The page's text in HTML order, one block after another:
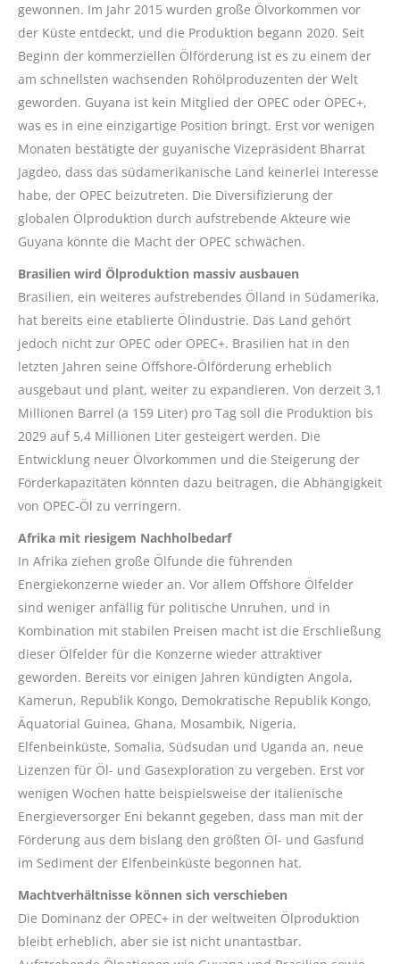
gewonnen. Im Jahr 2015 wurden große Ölvorkommen vor
der Küste entdeckt, und die Produktion begann 2020. Seit
Beginn der kommerziellen Ölförderung ist es zu einem der
am schnellsten wachsenden Rohölproduzenten der Welt
geworden. Guyana ist kein Mitglied der OPEC oder OPEC+,
was es in eine einzigartige Position bringt. Erst vor wenigen
Monaten bestätigte der guyanische Vizepräsident Bharrat
Jagdeo, dass das südamerikanische Land keinerlei Interesse
habe, der OPEC beizutreten. Die Diversifizierung der
globalen Ölproduktion durch aufstrebende Akteure wie
Guyana könnte die Macht der OPEC schwächen.
Brasilien wird Ölproduktion massiv ausbauen
Brasilien, ein weiteres aufstrebendes Ölland in Südamerika,
hat bereits eine etablierte Ölindustrie. Das Land gehört
jedoch nicht zur OPEC oder OPEC+. Brasilien hat in den
letzten Jahren seine Offshore-Ölförderung erheblich
ausgebaut und plant, weiter zu expandieren. Von derzeit 3,1
Millionen Barrel (a 159 Liter) pro Tag soll die Produktion bis
2029 auf 5,4 Millionen Liter gesteigert werden. Die
Entwicklung neuer Ölvorkommen und die Steigerung der
Förderkapazitäten könnten dazu beitragen, die Abhängigkeit
von OPEC-Öl zu verringern.
Afrika mit riesigem Nachholbedarf
In Afrika ziehen große Ölfunde die führenden
Energiekonzerne wieder an. Vor allem Offshore Ölfelder
sind weniger anfällig für politische Unruhen, und in
Kombination mit stabilen Preisen macht ist die Erschließung
dieser Ölfelder für die Konzerne wieder attraktiver
geworden. Bereits vor einigen Jahren kündigten Angola,
Kamerun, Republik Kongo, Demokratische Republik Kongo,
Äquatorial Guinea, Ghana, Mosambik, Nigeria,
Elfenbeinküste, Somalia, Südsudan und Uganda an, neue
Lizenzen für Öl- und Gasexploration zu vergeben. Erst vor
wenigen Wochen hatte beispielsweise der italienische
Energieversorger Eni bekannt gegeben, dass man mit der
Förderung aus dem bislang den größten Öl- und Gasfund
im Sediment der Elfenbeinküste begonnen hat.
Machtverhältnisse können sich verschieben
Die Dominanz der OPEC+ in der weltweiten Ölproduktion
bleibt erheblich, aber sie ist nicht unantastbar.